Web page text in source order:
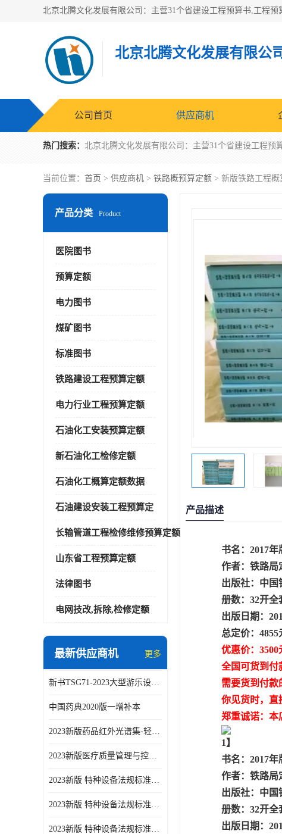
北京北腾文化发展有限公
公司首页 供应商机
热门搜索：
当前位置： 首页 > 供应商机 > 铁路概预算定额 > 新版铁路工程概
产品分类 Product
医院图书
预算定额
电力图书
煤矿图书
标准图书
铁路建设工程预算定额
电力行业工程预算定额
石油化工安装预算定额
新石油化工检修定额
石油化工概算定额数据
石油建设安装工程预算定
长输管道工程检修维修预算定额
山东省工程预算定额
法律图书
电网技改,拆除,检修定额
最新供应商机 更多
新书TSG71-2023大型游乐设施安全技术规程
中国药典2020版一增补本
2023新版药品红外光谱集-轻工业出版社
2023新版医疗质量管理与控制指标汇编5.0版
2023新版 特种设备法规标准手册 机电类标准客运索道卷
2023新版 特种设备法规标准手册 机电类标准游乐设施卷
2023新版 特种设备法规标准手册 安全技术规范卷共三本
产品描述
书名：2017
作者：铁路局
出版社：中国
册数：32开全
出版日期：
总定价：4855
优惠价：3500
全国可货到付
需要货到付款
你见货时，直
郑重诚诺：本
1】
书名：2017
作者：铁路局
出版社：中国
册数：32开全
出版日期：